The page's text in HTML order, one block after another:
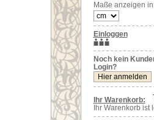
Maße anzeigen
Einloggen
Noch kein
Login?
Ihr Warenkorb:
Ihr Warenkorb ist